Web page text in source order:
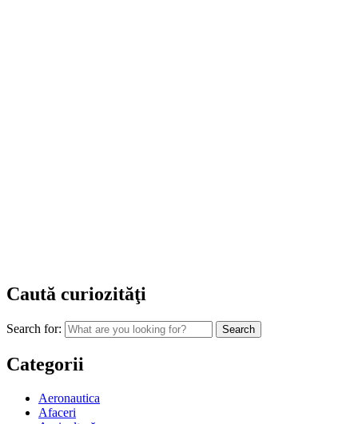
Caută curiozităţi
Search for:
Categorii
Aeronautica
Afaceri